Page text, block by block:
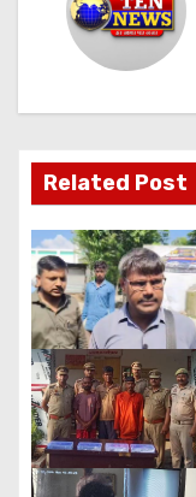
v
i
g
a
t
i
o
n
Related Post